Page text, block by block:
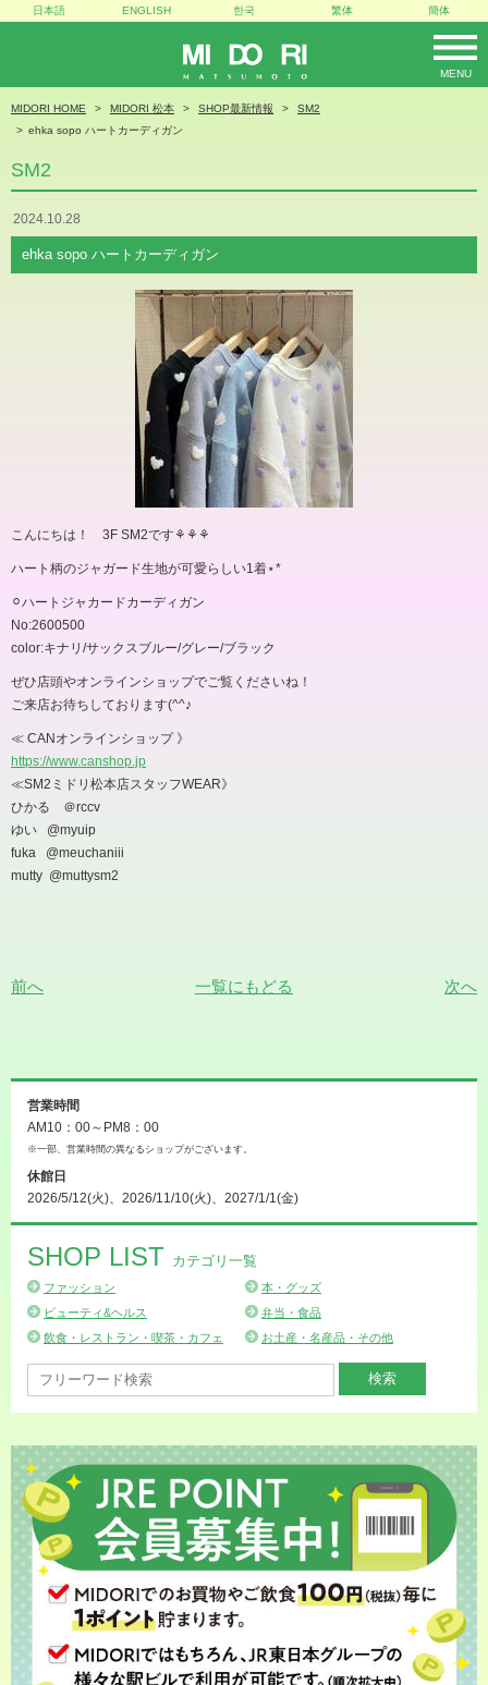
MIDORI
MENU
日本語 ENGLISH 한국 繁体 簡体
MIDORI HOME MIDORI 松本 SHOP最新情報
SM2
ehka sopo ハートカーディガン
SM2
2024.10.28
ehka sopo ハートカーディガン
こんにちは！ 3F SM2です⚘⚘⚘
ハート柄のジャガード生地が可愛らしい1着⋆*
⚪︎ハートジャカードカーディガン
No:2600500
color:キナリ/サックスブルー/グレー/ブラック
ぜひ店頭やオンラインショップでご覧くださいね！
ご来店お待ちしております(^^♪
≪ CANオンラインショップ 》
https://www.canshop.jp
≪SM2ミドリ松本店スタッフWEAR》
ひかる ＠rccv
ゆい @myuip
fuka @meuchaniii
mutty @muttysm2
前へ 一覧にもどる 次へ
営業時間
AM10：00～PM8：00
※一部、営業時間の異なるショップがございます。
休館日
2026/5/12(火)、2026/11/10(火)、2027/1/1(金)
SHOP LIST カテゴリ一覧
ファッション
本・グッズ
ビューティ&ヘルス
弁当・食品
飲食・レストラン・喫茶・カフェ
お土産・名産品・その他